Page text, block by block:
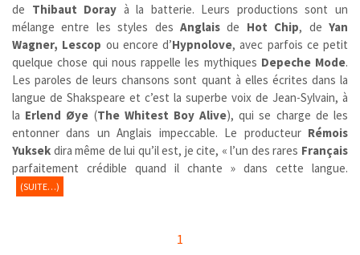
de Thibaut Doray à la batterie. Leurs productions sont un
mélange entre les styles des Anglais de Hot Chip, deYan
Wagner, Lescop ou encore d’Hypnolove, avec parfois ce petit
quelque chose qui nous rappelle les mythiques Depeche Mode.
Les paroles de leurs chansons sont quant à elles écrites dans la
langue de Shakspeare et c’est la superbe voix de Jean-Sylvain, à
la Erlend Øye (The Whitest Boy Alive), qui se charge de les
entonner dans un Anglais impeccable. Le producteur Rémois
Yuksek dira même de lui qu’il est, je cite, « l’un des rares Français
parfaitement crédible quand il chante » dans cette langue.
(SUITE…)
1